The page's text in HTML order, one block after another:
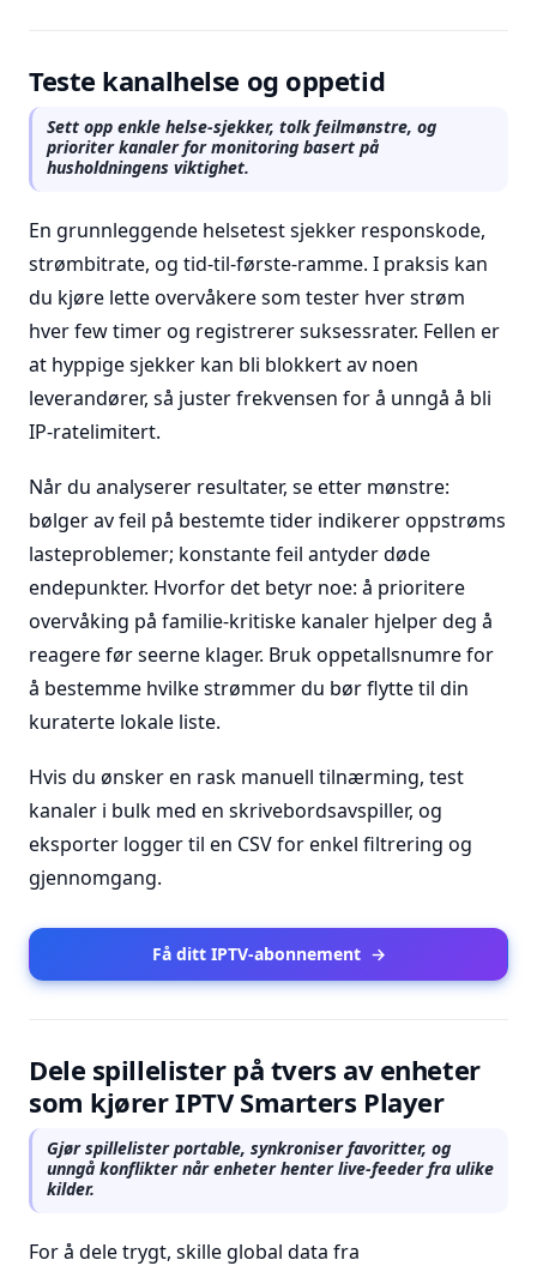
Teste kanalhelse og oppetid
Sett opp enkle helse-sjekker, tolk feilmønstre, og
prioriter kanaler for monitoring basert på
husholdningens viktighet.
En grunnleggende helsetest sjekker responskode,
strømbitrate, og tid-til-første-ramme. I praksis kan
du kjøre lette overvåkere som tester hver strøm
hver few timer og registrerer suksessrater. Fellen er
at hyppige sjekker kan bli blokkert av noen
leverandører, så juster frekvensen for å unngå å bli
IP-ratelimitert.
Når du analyserer resultater, se etter mønstre:
bølger av feil på bestemte tider indikerer oppstrøms
lasteproblemer; konstante feil antyder døde
endepunkter. Hvorfor det betyr noe: å prioritere
overvåking på familie-kritiske kanaler hjelper deg å
reagere før seerne klager. Bruk oppetallsnumre for
å bestemme hvilke strømmer du bør flytte til din
kuraterte lokale liste.
Hvis du ønsker en rask manuell tilnærming, test
kanaler i bulk med en skrivebordsavspiller, og
eksporter logger til en CSV for enkel filtrering og
gjennomgang.
Få ditt IPTV-abonnement →
Dele spillelister på tvers av enheter
som kjører IPTV Smarters Player
Gjør spillelister portable, synkroniser favoritter, og
unngå konflikter når enheter henter live-feeder fra ulike
kilder.
For å dele trygt, skille global data fra